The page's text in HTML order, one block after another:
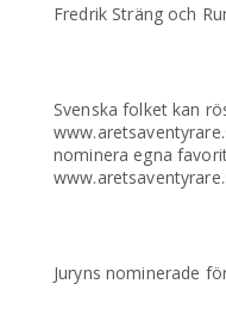
Fredrik Sträng och
Svenska folket kan
nominera egna
Juryns nominerade